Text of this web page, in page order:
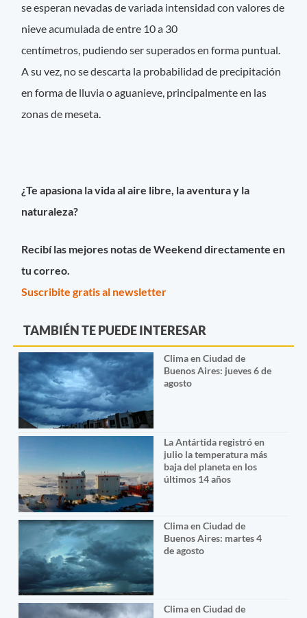
se esperan nevadas de variada intensidad con valores de
nieve acumulada de entre 10 a 30
centímetros, pudiendo ser superados en forma puntual.
A su vez, no se descarta la probabilidad de precipitación
en forma de lluvia o aguanieve, principalmente en las
zonas de meseta.
¿Te apasiona la vida al aire libre, la aventura y la
naturaleza?
Recibí las mejores notas de Weekend directamente en
tu correo.
Suscribite gratis al newsletter
TAMBIÉN TE PUEDE INTERESAR
Clima en Ciudad de
Buenos Aires: jueves 6 de
agosto
La Antártida registró en
julio la temperatura más
baja del planeta en los
últimos 14 años
Clima en Ciudad de
Buenos Aires: martes 4
de agosto
Clima en Ciudad de